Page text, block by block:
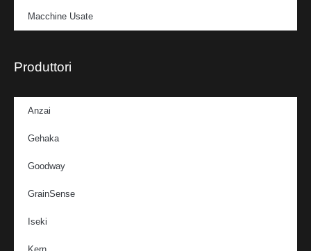
Macchine Usate
Produttori
Anzai
Gehaka
Goodway
GrainSense
Iseki